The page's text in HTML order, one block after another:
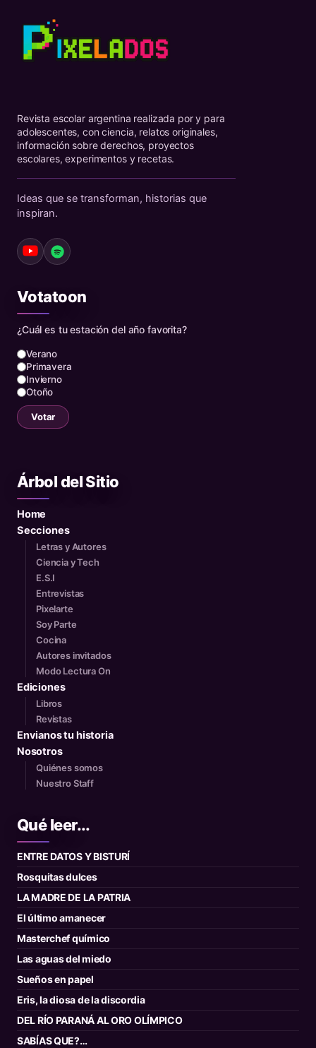
Revista escolar argentina realizada por y para
adolescentes, con ciencia, relatos originales,
información sobre derechos, proyectos
escolares, experimentos y recetas.
Ideas que se transforman, historias que
inspiran.
Votatoon
¿Cuál es tu estación del año favorita?
Verano
Primavera
Invierno
Otoño
Votar
Árbol del Sitio
Home
Secciones
Letras y Autores
Ciencia y Tech
E.S.I
Entrevistas
Pixelarte
Soy Parte
Cocina
Autores invitados
Modo Lectura On
Ediciones
Libros
Revistas
Envianos tu historia
Nosotros
Quiénes somos
Nuestro Staff
Qué leer...
ENTRE DATOS Y BISTURÍ
Rosquitas dulces
LA MADRE DE LA PATRIA
El último amanecer
Masterchef químico
Las aguas del miedo
Sueños en papel
Eris, la diosa de la discordia
DEL RÍO PARANÁ AL ORO OLÍMPICO
SABÍAS QUE?…